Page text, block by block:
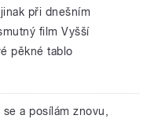
při dnešním
film Vyšší
pěkné tablo
a posílám znovu,